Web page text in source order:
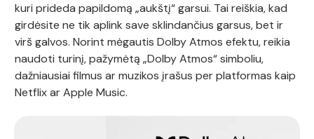
kuri prideda papildomą „aukštį“ garsui. Tai reiškia, kad
girdėsite ne tik aplink save sklindančius garsus, bet ir
virš galvos. Norint mėgautis Dolby Atmos efektu, reikia
naudoti turinį, pažymėtą „Dolby Atmos“ simboliu,
dažniausiai filmus ar muzikos įrašus per platformas kaip
Netflix ar Apple Music.